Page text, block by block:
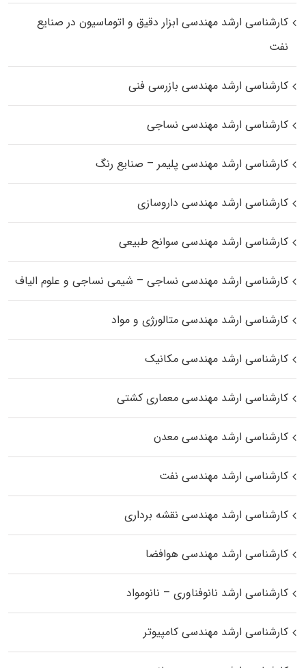
کارشناسی ارشد مهندسی ابزار دقیق و اتوماسیون در صنایع
نفت
کارشناسی ارشد مهندسی بازرسی فنی
کارشناسی ارشد مهندسی نساجی
کارشناسی ارشد مهندسی پلیمر – صنایع رنگ
کارشناسی ارشد مهندسی داروسازی
کارشناسی ارشد مهندسی سوانح طبیعی
کارشناسی ارشد مهندسی نساجی – شیمی نساجی و علوم الیاف
کارشناسی ارشد مهندسی متالورژی و مواد
کارشناسی ارشد مهندسی مکانیک
کارشناسی ارشد مهندسی معماری کشتی
کارشناسی ارشد مهندسی معدن
کارشناسی ارشد مهندسی نفت
کارشناسی ارشد مهندسی نقشه برداری
کارشناسی ارشد مهندسی هوافضا
کارشناسی ارشد نانوفناوری – نانومواد
کارشناسی ارشد مهندسی کامپیوتر